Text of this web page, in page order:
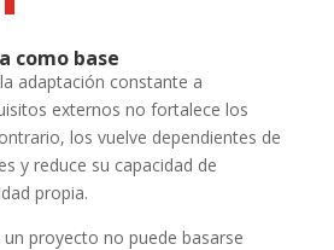
como base
adaptación constante a
externos no fortalece los
los vuelve dependientes de
y reduce su capacidad de
propia.
proyecto no puede basarse